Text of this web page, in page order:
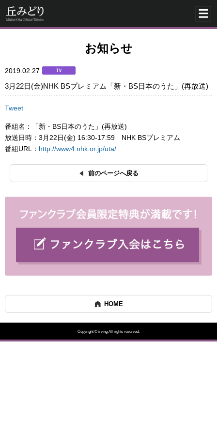
お知らせ
2019.02.27
3月22日(金)NHK BSプレミアム「新・BS日本のうた」(再放送)
Tweet
番組名：「新・BS日本のうた」(再放送)
放送日時：3月22日(金) 16:30-17:59 NHK BSプレミアム
番組URL： http://www4.nhk.or.jp/uta/
前のページへ戻る
HOME
Copyright © irving All rights reserved.